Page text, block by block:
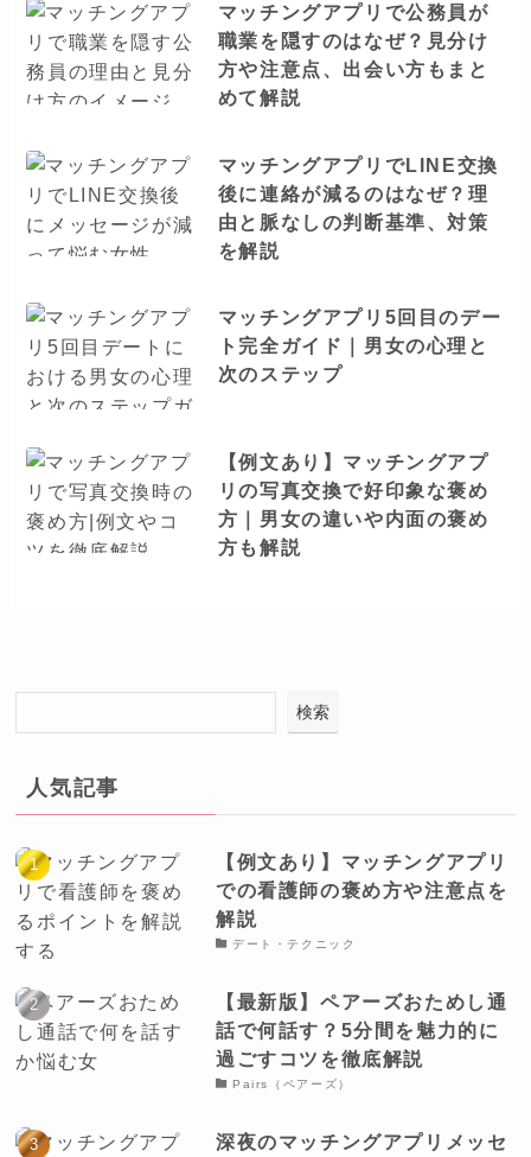
マッチングアプリで公務員が
職業を隠すのはなぜ？見分け
方や注意点、出会い方もまと
めて解説
マッチングアプリでLINE交換
後に連絡が減るのはなぜ？理
由と脈なしの判断基準、対策
を解説
マッチングアプリ5回目のデー
ト完全ガイド｜男女の心理と
次のステップ
【例文あり】マッチングアプ
リの写真交換で好印象な褒め
方｜男女の違いや内面の褒め
方も解説
検索
人気記事
【例文あり】マッチングアプリ
での看護師の褒め方や注意点を
解説
デート・テクニック
【最新版】ペアーズおためし通
話で何話す？5分間を魅力的に
過ごすコツを徹底解説
Pairs（ペアーズ）
深夜のマッチングアプリメッセ